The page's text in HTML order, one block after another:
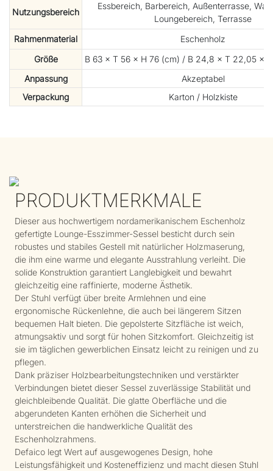
Nutzungsbereich
Essbereich, Barbereich, Außenterrasse,
Loungebereich, Terrasse
Rahmenmaterial
Eschenholz
Größe
B 63 × T 56 × H 76 (cm) / B 24,8 × T 22,05 ×
Anpassung
Akzeptabel
Verpackung
Karton / Holzkiste
PRODUKTMERKMALE
Dieser aus hochwertigem nordamerikanischem Eschenholz
gefertigte Lounge-Esszimmer-Sessel besticht durch sein
robustes und stabiles Gestell mit natürlicher Holzmaserung,
die ihm eine warme und elegante Ausstrahlung verleiht. Die
solide Konstruktion garantiert Langlebigkeit und bewahrt
gleichzeitig eine raffinierte, moderne Ästhetik.
Der Stuhl verfügt über breite Armlehnen und eine
ergonomische Rückenlehne, die auch bei längerem Sitzen
bequemen Halt bieten. Die gepolsterte Sitzfläche ist weich,
atmungsaktiv und sorgt für hohen Sitzkomfort. Gleichzeitig ist
sie im täglichen gewerblichen Einsatz leicht zu reinigen und zu
pflegen.
Dank präziser Holzbearbeitungstechniken und verstärkter
Verbindungen bietet dieser Sessel zuverlässige Stabilität und
gleichbleibende Qualität. Die glatte Oberfläche und die
abgerundeten Kanten erhöhen die Sicherheit und
unterstreichen die handwerkliche Qualität des
Eschenholzrahmens.
Defaico legt Wert auf ausgewogenes Design, hohe
Leistungsfähigkeit und Kosteneffizienz und macht diesen Stuhl